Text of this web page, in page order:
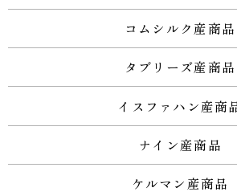
コムシルク産商品
タブリーズ産商品
イスファハン産商
ナイン産商品
ケルマン産商品